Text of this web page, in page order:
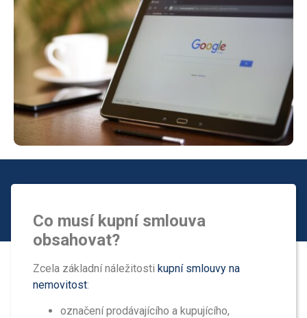
Co musí kupní smlouva
obsahovat?
Zcela základní náležitosti kupní smlouvy na
nemovitost:
označení prodávajícího a kupujícího,